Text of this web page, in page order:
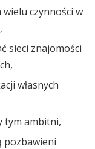
czynności w
sieci znajomości
własnych
tym ambitni,
pozbawieni